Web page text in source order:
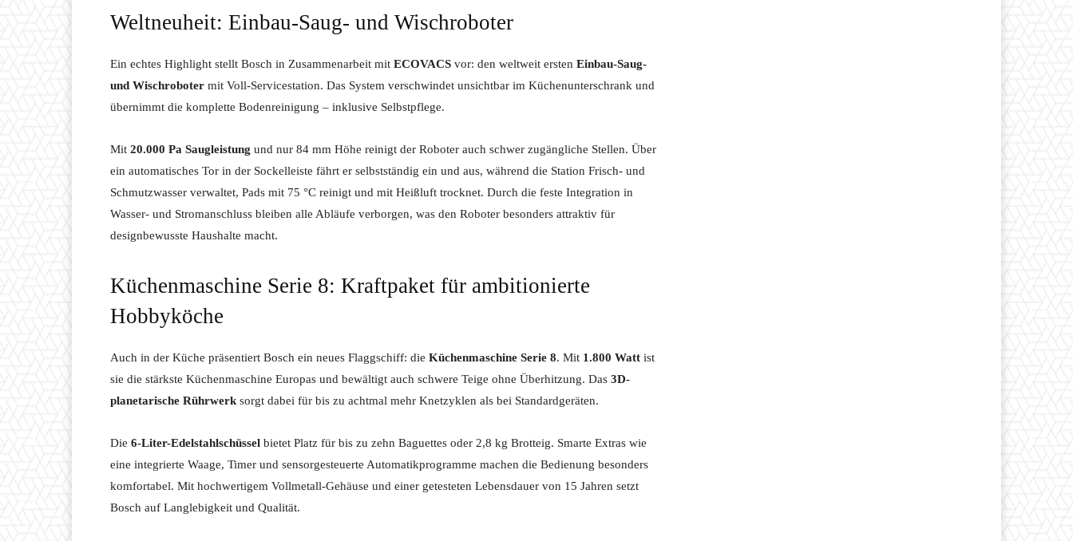
Weltneuheit: Einbau-Saug- und Wischroboter
Ein echtes Highlight stellt Bosch in Zusammenarbeit mit ECOVACS vor: den weltweit ersten Einbau-Saug-
und Wischroboter mit Voll-Servicestation. Das System verschwindet unsichtbar im Küchenunterschrank und
übernimmt die komplette Bodenreinigung – inklusive Selbstpflege.
Mit 20.000 Pa Saugleistung und nur 84 mm Höhe reinigt der Roboter auch schwer zugängliche Stellen. Über
ein automatisches Tor in der Sockelleiste fährt er selbstständig ein und aus, während die Station Frisch- und
Schmutzwasser verwaltet, Pads mit 75 °C reinigt und mit Heißluft trocknet. Durch die feste Integration in
Wasser- und Stromanschluss bleiben alle Abläufe verborgen, was den Roboter besonders attraktiv für
designbewusste Haushalte macht.
Küchenmaschine Serie 8: Kraftpaket für ambitionierte
Hobbyköche
Auch in der Küche präsentiert Bosch ein neues Flaggschiff: die Küchenmaschine Serie 8. Mit 1.800 Watt ist
sie die stärkste Küchenmaschine Europas und bewältigt auch schwere Teige ohne Überhitzung. Das 3D-
planetarische Rührwerk sorgt dabei für bis zu achtmal mehr Knetzyklen als bei Standardgeräten.
Die 6-Liter-Edelstahlschüssel bietet Platz für bis zu zehn Baguettes oder 2,8 kg Brotteig. Smarte Extras wie
eine integrierte Waage, Timer und sensorgesteuerte Automatikprogramme machen die Bedienung besonders
komfortabel. Mit hochwertigem Vollmetall-Gehäuse und einer getesteten Lebensdauer von 15 Jahren setzt
Bosch auf Langlebigkeit und Qualität.